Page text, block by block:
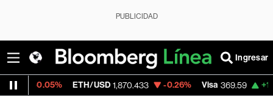
PUBLICIDAD
Ingresar
ETH/USD 1,870.433 -0.26% Visa 369.59 +1.07%